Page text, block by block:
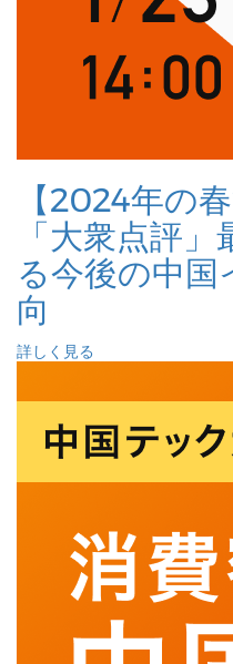
【2024年の
「大衆点評
る今後の中
向
詳しく見る